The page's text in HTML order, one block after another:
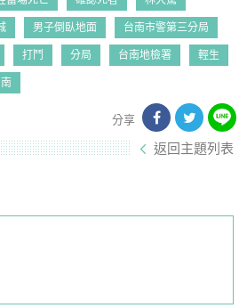
男子倒臥地面 台南市警第三分局
打鬥 分局 台南地檢署 輕生
分享
返回主題列表